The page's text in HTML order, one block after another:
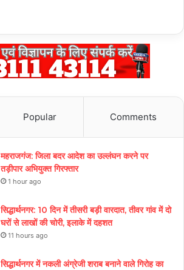
Popular Comments
महराजगंज: जिला बदर आदेश का उल्लंघन करने पर
तड़ीपार अभियुक्त गिरफ्तार
1 hour ago
सिद्धार्थनगर: 10 दिन में तीसरी बड़ी वारदात, तीवर गांव में दो
घरों से लाखों की चोरी, इलाके में दहशत
11 hours ago
सिद्धार्थनगर में नकली अंग्रेजी शराब बनाने वाले गिरोह का